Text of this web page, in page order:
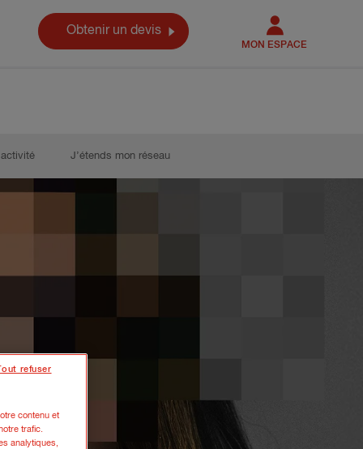
Obtenir un devis
MON ESPACE
J’étends mon réseau
contenu et
trafic.
analytiques,
refuser